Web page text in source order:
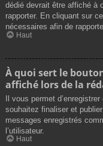
dédié devrait être affiché à
rapporter. En cliquant sur
nécessaires afin de
Haut
À quoi sert le
affiché lors de la
Il vous permet
souhaitez finaliser et
messages enregistrés
l’utilisateur.
Haut